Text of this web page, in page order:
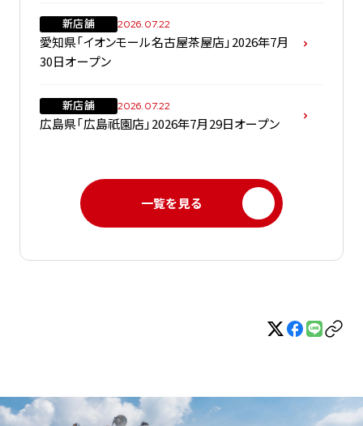
新店舗 2026.07.22
愛知県「イオンモール名古屋茶屋店」2026年7月
30日オープン
新店舗 2026.07.22
広島県「広島祇園店」2026年7月29日オープン
一覧を見る